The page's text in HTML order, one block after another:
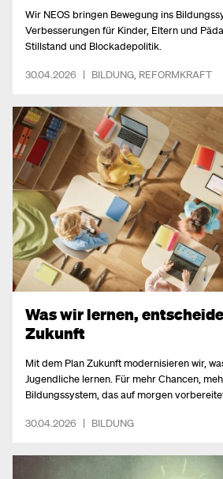
Wir NEOS bringen Bewegung ins
Verbesserungen für Kinder, Eltern und
Stillstand und Blockadepolitik.
30.04.2026 | BILDUNG REFORMKRAFT
Was wir lernen,
Zukunft
Mit dem Plan Zukunft modernisieren wir,
Jugendliche lernen. Für mehr Chancen,
Bildungssystem, das auf morgen
30.04.2026 | BILDUNG